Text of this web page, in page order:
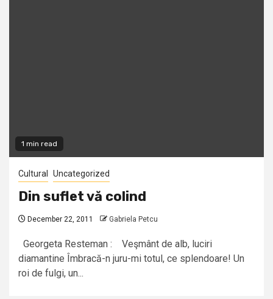
1 min read
Cultural Uncategorized
Din suflet vă colind
December 22, 2011 Gabriela Petcu
Georgeta Resteman : Veşmânt de alb, luciri
diamantine Îmbracă-n juru-mi totul, ce splendoare! Un
roi de fulgi, un...